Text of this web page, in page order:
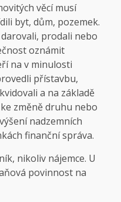
věcí musí
byt, dům, pozemek.
prodali nebo
oznámit
na v minulosti
přístavbu,
a na základě
změně druhu nebo
nadzemních
finanční správa.
nikoliv nájemce. U
povinnost na